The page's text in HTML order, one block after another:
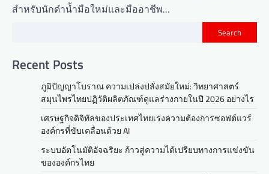
สำหรับนักดำน้ำมือใหม่และมืออาชีพ…
Search
Recent Posts
ภูมิปัญญาโบราณ ความเปล่งปลั่งสมัยใหม่: วิทยาศาสตร์
สมุนไพรไทยปฏิวัติผลิตภัณฑ์ดูแลร่างกายในปี 2026 อย่างไร
เศรษฐกิจดิจิทัลของประเทศไทยเร่งความต้องการซอฟต์แวร์
องค์กรที่ขับเคลื่อนด้วย AI
ระบบอัตโนมัติอัจฉริยะ ก้าวสู่ความได้เปรียบทางการแข่งขัน
ขององค์กรไทย